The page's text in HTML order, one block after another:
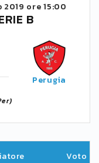
2019 ore 15:00
B
Perugia
Voto